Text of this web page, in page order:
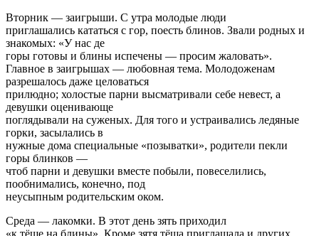
Вторник — заигрыши. С утра молодые люди
приглашались кататься с гор, поесть блинов. Звали родных и
знакомых: «У нас де
горы готовы и блины испечены — просим жаловать».
Главное в заигрышах — любовная тема. Молодоженам
разрешалось даже целоваться
прилюдно; холостые парни высматривали себе невест, а
девушки оценивающе
поглядывали на суженых. Для того и устраивались ледяные
горки, засылались в
нужные дома специальные «позыватки», родители пекли
горы блинков —
чтоб парни и девушки вместе побыли, повеселились,
пообнимались, конечно, под
неусыпным родительским оком.
Среда — лакомки. В этот день зять приходил
«к тёще на блины». Кроме зятя тёща приглашала и других